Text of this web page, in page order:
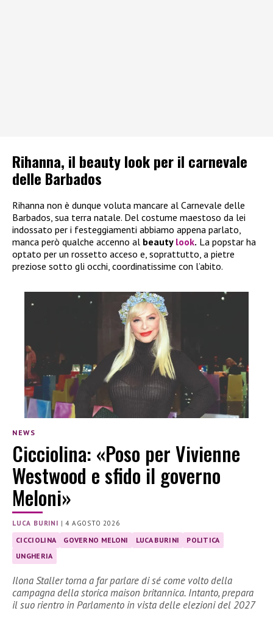
Rihanna, il beauty look per il carnevale
delle Barbados
Rihanna non è dunque voluta mancare al Carnevale delle
Barbados, sua terra natale. Del costume maestoso da lei
indossato per i festeggiamenti abbiamo appena parlato,
manca però qualche accenno al beauty look. La popstar ha
optato per un rossetto acceso e, soprattutto, a pietre
preziose sotto gli occhi, coordinatissime con l’abito.
NEWS
Cicciolina: «Poso per Vivienne
Westwood e sfido il governo
Meloni»
LUCA BURINI |4 AGOSTO 2026
CICCIOLINA GOVERNO MELONI LUCA BURINI
POLITICA
UNGHERIA
Ilona Staller torna a far parlare di sé come volto della
campagna della storica maison britannica. Intanto, prepara
il suo rientro in Parlamento in vista delle elezioni del 2027